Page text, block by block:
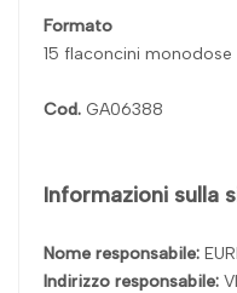
Formato
15 flaconcini
Cod. GA06388
Informazioni sulla
Nome responsabile:
Indirizzo responsabile: